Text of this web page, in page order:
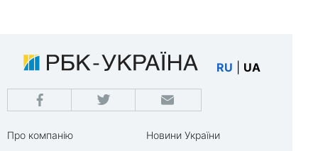
RU UA
Про компанію
Новини України